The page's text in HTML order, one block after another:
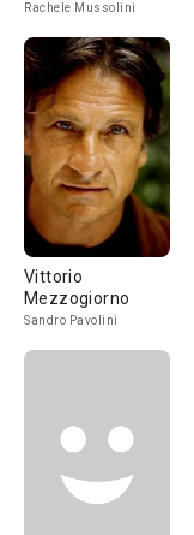
Rachele Mussolini
Vittorio
Mezzogiorno
Sandro Pavolini